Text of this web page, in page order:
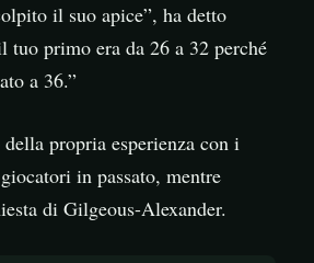
il suo apice”, ha detto
tuo primo era da 26 a 32 perché
a 36.”
propria esperienza con i
in passato, mentre
di Gilgeous-Alexander.